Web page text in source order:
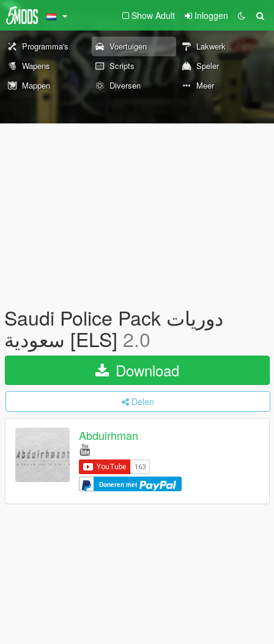
Show Adult Inloggen
Programma's Voertuigen
Lakwerk
Wapens
Scripts
Speler
Mappen
Diversen Meer
Saudi Police Pack دوريات
سعودية [ELS] 2.0
Download
Delen
Abdulrhman
Doneren met